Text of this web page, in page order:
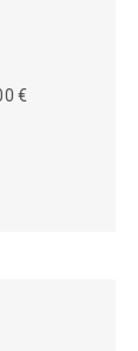
€